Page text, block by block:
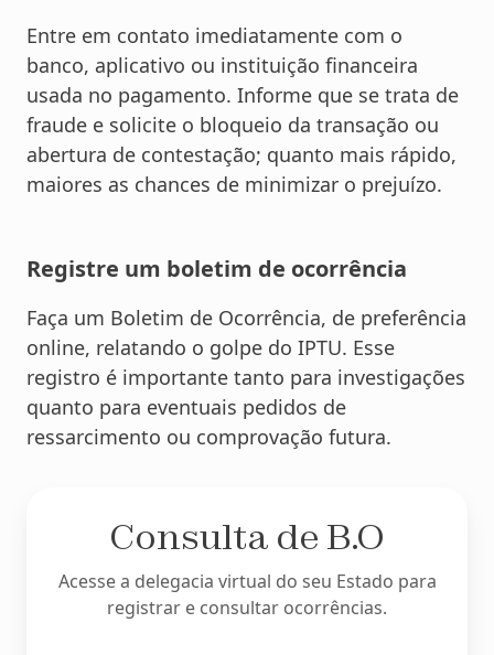
Entre em contato imediatamente com o
banco, aplicativo ou instituição financeira
usada no pagamento. Informe que se trata de
fraude e solicite o bloqueio da transação ou
abertura de contestação; quanto mais rápido,
maiores as chances de minimizar o prejuízo.
Registre um boletim de ocorrência
Faça um Boletim de Ocorrência, de preferência
online, relatando o golpe do IPTU. Esse
registro é importante tanto para investigações
quanto para eventuais pedidos de
ressarcimento ou comprovação futura.
Consulta de B.O
Acesse a delegacia virtual do seu Estado para
registrar e consultar ocorrências.